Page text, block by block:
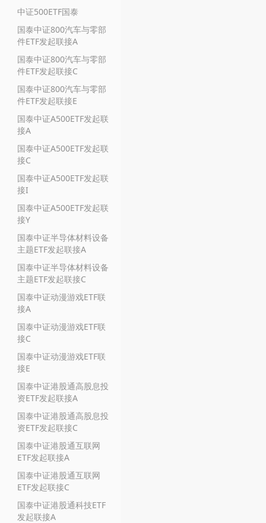
中证500ETF国泰
国泰中证800汽车与零部
件ETF发起联接A
国泰中证800汽车与零部
件ETF发起联接C
国泰中证800汽车与零部
件ETF发起联接E
国泰中证A500ETF发起联
接A
国泰中证A500ETF发起联
接C
国泰中证A500ETF发起联
接I
国泰中证A500ETF发起联
接Y
国泰中证半导体材料设备
主题ETF发起联接A
国泰中证半导体材料设备
主题ETF发起联接C
国泰中证动漫游戏ETF联
接A
国泰中证动漫游戏ETF联
接C
国泰中证动漫游戏ETF联
接E
国泰中证港股通高股息投
资ETF发起联接A
国泰中证港股通高股息投
资ETF发起联接C
国泰中证港股通互联网
ETF发起联接A
国泰中证港股通互联网
ETF发起联接C
国泰中证港股通科技ETF
发起联接A